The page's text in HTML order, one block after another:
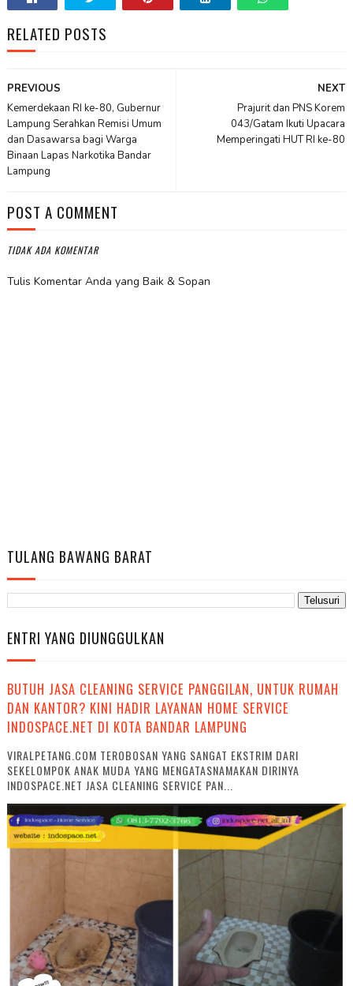
RELATED POSTS
NEXT
Prajurit dan PNS Korem
043/Gatam Ikuti Upacara
Memperingati HUT RI ke-80
PREVIOUS
Kemerdekaan RI ke-80, Gubernur
Lampung Serahkan Remisi Umum
dan Dasawarsa bagi Warga
Binaan Lapas Narkotika Bandar
Lampung
POST A COMMENT
TIDAK ADA KOMENTAR
Tulis Komentar Anda yang Baik & Sopan
TULANG BAWANG BARAT
ENTRI YANG DIUNGGULKAN
BUTUH JASA CLEANING SERVICE PANGGILAN, UNTUK RUMAH
DAN KANTOR? KINI HADIR LAYANAN HOME SERVICE
INDOSPACE.NET DI KOTA BANDAR LAMPUNG
VIRALPETANG.COM TEROBOSAN YANG SANGAT EKSTRIM DARI
SEKELOMPOK ANAK MUDA YANG MENGATASNAMAKAN DIRINYA
INDOSPACE.NET JASA CLEANING SERVICE PAN...